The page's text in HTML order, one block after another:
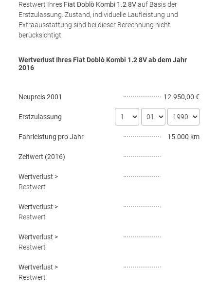
Restwert Ihres Fiat Doblò Kombi 1.2 8Vauf Basis der
Erstzulassung. Zustand, individuelle Laufleistung und
Extraausstattung sind bei dieser Berechnung nicht
berücksichtigt.
Wertverlust Ihres Fiat Doblò Kombi 1.2 8V ab dem Jahr
2016
Neupreis2001 12.950,00 €
Erstzulassung
Fahrleistung pro Jahr 15.000 km
Zeitwert (2016)
Wertverlust >
Restwert
Wertverlust >
Restwert
Wertverlust >
Restwert
Wertverlust >
Restwert